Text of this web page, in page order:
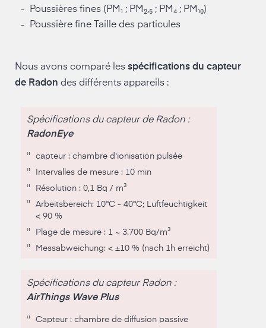
-
Poussières fines (PM₁ ; PM₂,₅ ; PM₄ ; PM₁₀)
-
Poussière fine Taille des particules
Nous avons comparé les spécifications du capteur
de Radon des différents appareils :
Spécifications du capteur de Radon :
RadonEye
" capteur : chambre d'ionisation pulsée
" Intervalles de mesure : 10 min
" Résolution : 0,1 Bq / m³
"
Arbeitsbereich: 10°C - 40°C; Luftfeuchtigkeit
< 90 %
" Plage de mesure : 1 ~ 3.700 Bq/m³
" Messab­weichung: < ±10 % (nach 1h erreicht)
Spécifications du capteur Radon :
AirThings Wave Plus
" Capteur : chambre de diffusion passive